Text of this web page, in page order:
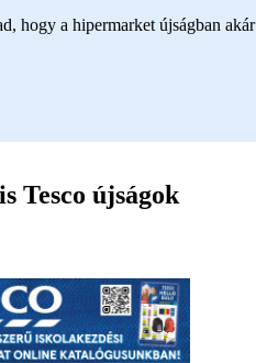
hogy a hipermarket újságban
Tesco újságok